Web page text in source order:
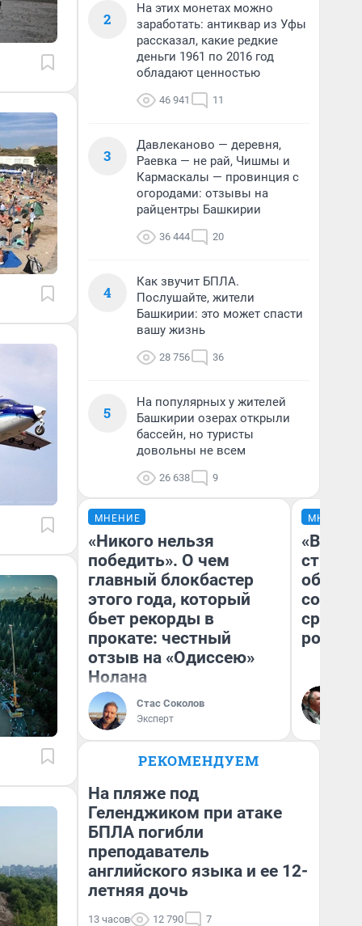
2
На этих монетах можно
заработать: антиквар из Уфы
рассказал, какие редкие
деньги 1961 по 2016 год
обладают ценностью
46 941 11
3
Давлеканово — деревня,
Раевка — не рай, Чишмы и
Кармаскалы — провинция с
огородами: отзывы на
райцентры Башкирии
36 444 20
4
Как звучит БПЛА.
Послушайте, жители
Башкирии: это может спасти
вашу жизнь
28 756 36
5
На популярных у жителей
Башкирии озерах открыли
бассейн, но туристы
довольны не всем
26 638 9
МНЕНИЕ
«Никого нельзя
победить». О чем
главный блокбастер
этого года, который
бьет рекорды в
прокате: честный
отзыв на «Одиссею»
Нолана
Стас Соколов
Эксперт
МНЕНИЕ
«В
РЕКОМЕНДУЕМ
На пляже под
Геленджиком при атаке
БПЛА погибли
преподаватель
английского языка и ее 12-
летняя дочь
13 часов 12 790 7